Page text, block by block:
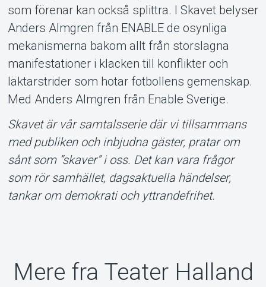
som förenar kan också splittra. I Skavet belyser
Anders Almgren från ENABLE de osynliga
mekanismerna bakom allt från storslagna
manifestationer i klacken till konflikter och
läktarstrider som hotar fotbollens gemenskap.
Med Anders Almgren från Enable Sverige.
Skavet är vår samtalsserie där vi tillsammans
med publiken och inbjudna gäster, pratar om
sånt som ”skaver” i oss. Det kan vara frågor
som rör samhället, dagsaktuella händelser,
tankar om demokrati och yttrandefrihet.
Mere fra Teater Halland